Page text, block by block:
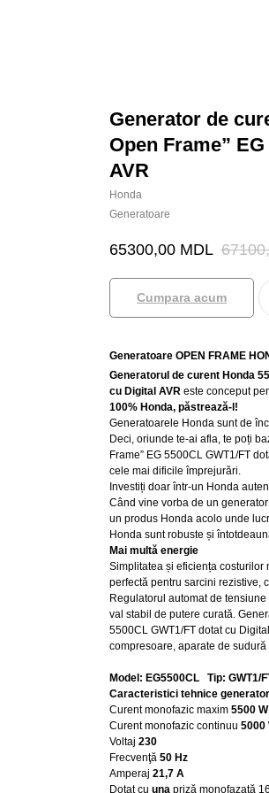
Generator de
Open Frame”
AVR
Honda
Generatoare
65300,00 MDL
Cumpara acum
Generatoare OPEN FRAME
Generatorul de curent Honda
cu Digital AVR este conceput
100% Honda, păstrează-l!
Generatoarele Honda sunt de
Deci, oriunde te-ai afla, te poți
Frame” EG 5500CL GWT1/FT
cele mai dificile împrejurări.
Investiți doar într-un Honda
Când vine vorba de un
un produs Honda acolo unde
Honda sunt robuste și
Mai multă energie
Simplitatea și eficiența costurilor
perfectă pentru sarcini rezistive,
Regulatorul automat de
val stabil de putere curată.
5500CL GWT1/FT dotat cu
compresoare, aparate de
Model: EG5500CL Tip: GWT1/
Caracteristici tehnice
Curent monofazic maxim 5500 W
Curent monofazic continuu 5000
Voltaj 230
Frecvenţă 50 Hz
Amperaj 21,7 A
Dotat cu una priză monofazată